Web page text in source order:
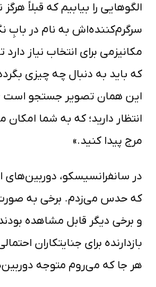
الگوهایی را بیابیم که قبلاً
سرگرم‌کننده‌اش به نام در بابِ
مکانیزمی برای انتخاب نیاز
که باید به دنبال چه چیزی
این همان تصویر جستجو
انتظار دارید؛ که به شما
مرج پیدا کنید.»
در سانفرانسیسکو، دوربین‌های
که حدس می‌زدم. برخی به صورت
و برخی دیگر قابل مشاهده
بازدارنده برای جنایتکاران
هر جا که می‌روم متوجه